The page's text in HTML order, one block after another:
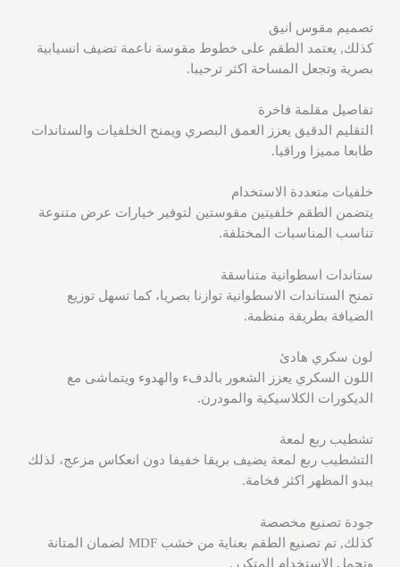
تصميم مقوس انيق
كذلك, يعتمد الطقم على خطوط مقوسة ناعمة تضيف انسيابية
بصرية وتجعل المساحة اكثر ترحيبا.
تفاصيل مقلمة فاخرة
التقليم الدقيق يعزز العمق البصري ويمنح الخلفيات والستاندات
طابعا مميزا وراقيا.
خلفيات متعددة الاستخدام
يتضمن الطقم خلفيتين مقوستين لتوفير خيارات عرض متنوعة
تناسب المناسبات المختلفة.
ستاندات اسطوانية متناسقة
تمنح الستاندات الاسطوانية توازنا بصريا، كما تسهل توزيع
الضيافة بطريقة منظمة.
لون سكري هادئ
اللون السكري يعزز الشعور بالدفء والهدوء ويتماشى مع
الديكورات الكلاسيكية والمودرن.
تشطيب ربع لمعة
التشطيب ربع لمعة يضيف بريقا خفيفا دون انعكاس مزعج، لذلك
يبدو المظهر اكثر فخامة.
جودة تصنيع مخصصة
كذلك, تم تصنيع الطقم بعناية من خشب MDF لضمان المتانة
وتحمل الاستخدام المتكرر.